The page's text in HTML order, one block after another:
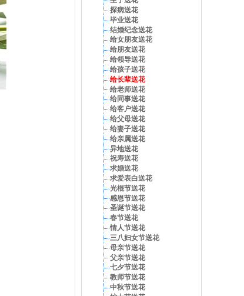
探病送花
毕业送花
结婚纪念送花
给女朋友送花
给朋友送花
给领导送花
给孩子送花
给长辈送花
给老师送花
给同事送花
给客户送花
给父母送花
给妻子送花
给亲属送花
异地送花
祝寿送花
求婚送花
求爱表白送花
光棍节送花
感恩节送花
圣诞节送花
春节送花
情人节送花
三八妇女节送花
母亲节送花
父亲节送花
七夕节送花
教师节送花
中秋节送花